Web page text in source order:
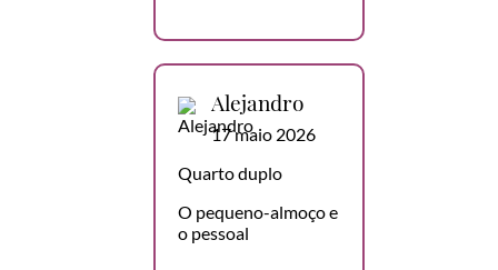
Alejandro
17 maio 2026
Quarto duplo
O pequeno-almoço e
o pessoal